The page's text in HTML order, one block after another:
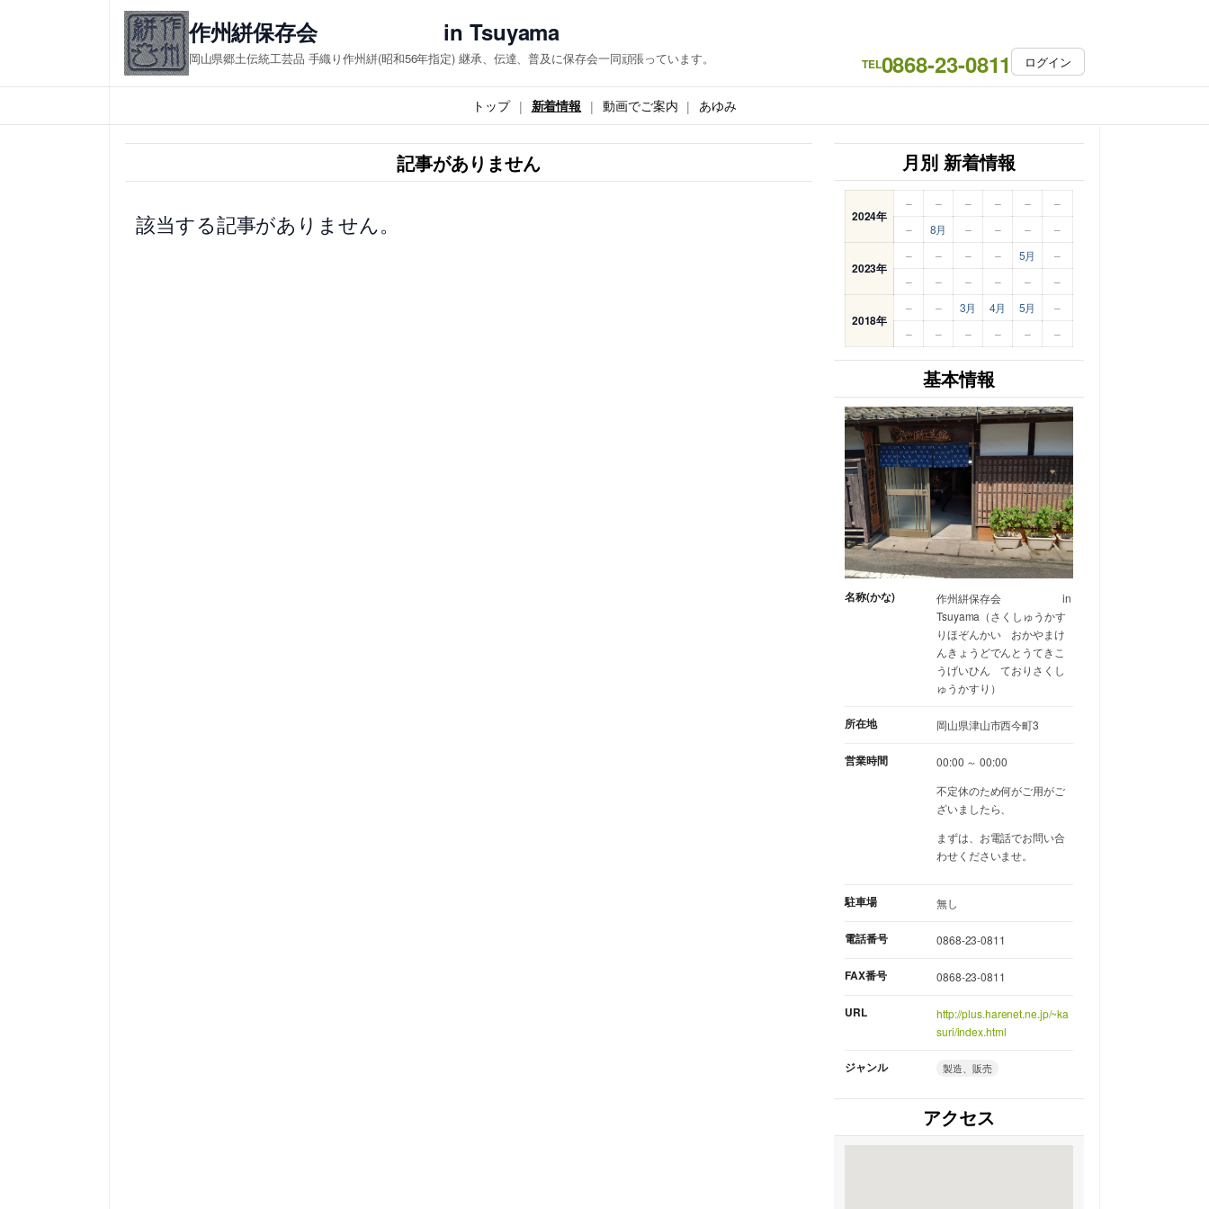
ス
キ
作州絣保存会 in Tsuyama
岡山県郷土伝統工芸品 手織り作州絣(昭和56年指定) 継承、伝達、普及に保存会一同頑張っています。 TEL0868-23-0811 ログイン
トップ 新着情報 動画でご案内 あゆみ
記事がありません
該当する記事がありません。
月別 新着情報
2024年
– – – – –
–
–
8月 – – – –
2023年
– – – – 5月
–
–
– – – – –
2018年
– – 3月 4月 5月
–
–
– – – – –
基本情報
名称(かな)
作州絣保存会 in
Tsuyama（さくしゅうかす
りほぞんかい おかやまけ
んきょうどでんとうてきこ
うげいひん ておりさくし
ゅうかすり）
所在地 岡山県津山市西今町3
営業時間
00:00 ～ 00:00
不定休のため何がご用がご
ざいましたら、
まずは、お電話でお問い合
わせくださいませ。
駐車場 無し
電話番号 0868-23-0811
FAX番号 0868-23-0811
URL
http://plus.harenet.ne.jp/~ka
suri/index.html
ジャンル 製造、販売
アクセス